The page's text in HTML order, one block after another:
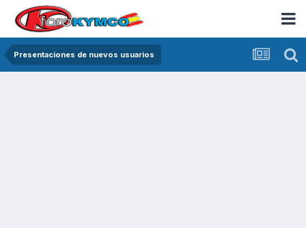
Presentaciones de nuevos usuarios